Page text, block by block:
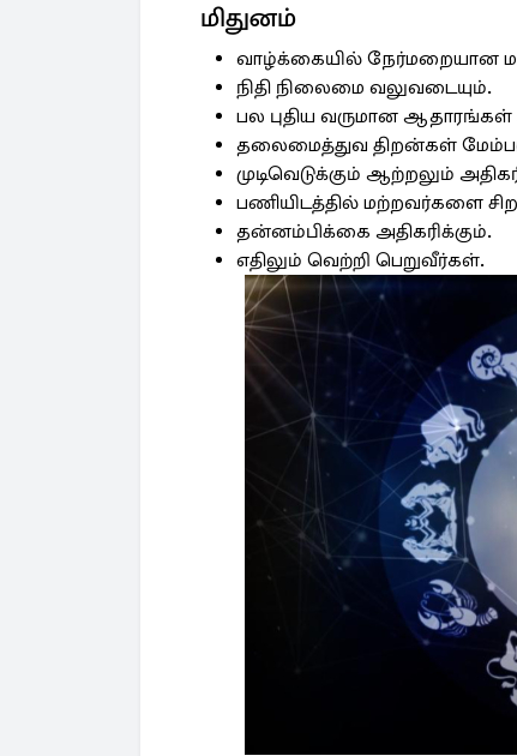
மிதுனம்
வாழ்க்கையில் நேர்மறையான
நிதி நிலைமை வலுவடையும்.
பல புதிய வருமான ஆதாரங்கள்
தலைமைத்துவ திறன்கள்
முடிவெடுக்கும் ஆற்றலும்
பணியிடத்தில் மற்றவர்களை
தன்னம்பிக்கை அதிகரிக்கும்.
எதிலும் வெற்றி பெறுவீர்கள்.